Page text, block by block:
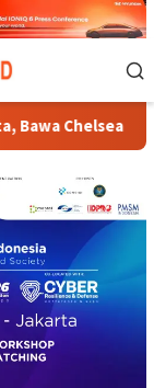
dan AC Milan